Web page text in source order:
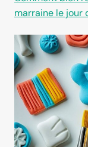
marraine le jour